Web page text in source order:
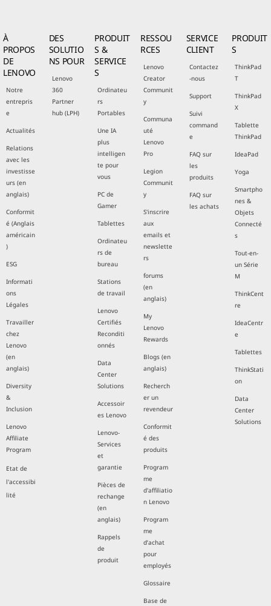
À
PROPOS
DE
LENOVO
Notre
entrepris
e
Actualités
Relations
avec les
investisse
urs (en
anglais)
Conformit
é (Anglais
américain
)
ESG
Informati
ons
Légales
Travailler
chez
Lenovo
(en
anglais)
Diversity
&
Inclusion
Lenovo
Affiliate
Program
Etat de
l'accessibi
lité
DES
SOLUTIO
NS POUR
Lenovo
360
Partner
hub (LPH)
PRODUIT
S &
SERVICE
S
Ordinateu
rs
Portables
Une IA
plus
intelligen
te pour
vous
PC de
Gamer
Tablettes
Ordinateu
rs de
bureau
Stations
de travail
Lenovo
Certifiés
Reconditi
onnés
Data
Center
Solutions
Accessoir
es Lenovo
Lenovo-
Services
et
garantie
Pièces de
rechange
(en
anglais)
Rappels
de
produit
RESSOU
RCES
Lenovo
Creator
Communit
y
Communa
uté
Lenovo
Pro
Legion
Communit
y
S'inscrire
aux
emails et
newslette
rs
forums
(en
anglais)
My
Lenovo
Rewards
Blogs (en
anglais)
Recherch
er un
revendeur
Conformit
é des
produits
Program
me
d'affiliatio
n Lenovo
Program
me
d’achat
pour
employés
Glossaire
Base de
SERVICE
CLIENT
Contactez
-nous
Support
Suivi
command
e
FAQ sur
les
produits
FAQ sur
les achats
PRODUIT
S
ThinkPad
T
ThinkPad
X
Tablette
ThinkPad
IdeaPad
Yoga
Smartpho
nes &
Objets
Connecté
s
Tout-en-
un Série
M
ThinkCent
re
IdeaCentr
e
Tablettes
ThinkStati
on
Data
Center
Solutions